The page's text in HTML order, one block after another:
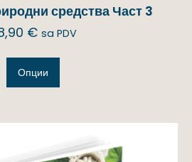
средства Част 3
€ sa PDV
Опции